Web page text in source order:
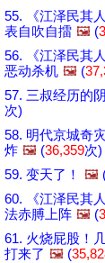
55. 《江泽民其
表自吹自擂 🖼️ (
56. 《江泽民其
恶动杀机 🖼️ (
57. 三叔经历的
次)
58. 明代京城奇
炸 🖼️ (36,359次)
59. 变天了！
🖼️
60. 《江泽民其
法赤膊上阵 🖼️ (
61. 火烧屁股！
打来了 🖼️ (